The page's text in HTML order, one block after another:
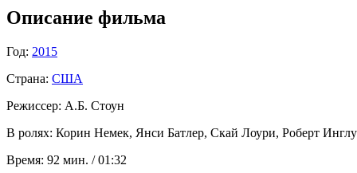
Описание фильма
Год: 2015
Страна: США
Режиссер: А.Б. Стоун
В ролях: Корин Немек, Янси Батлер, Скай Лоури, Роберт
Время: 92 мин. / 01:32